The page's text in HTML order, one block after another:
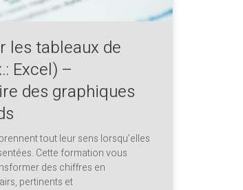
les tableaux de
Excel) –
des graphiques
tout leur sens lorsqu’elles
Cette formation vous
des chiffres en
pertinents et